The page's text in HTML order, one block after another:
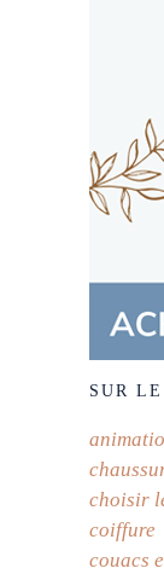
SUR
choisir
coiffure
couacs